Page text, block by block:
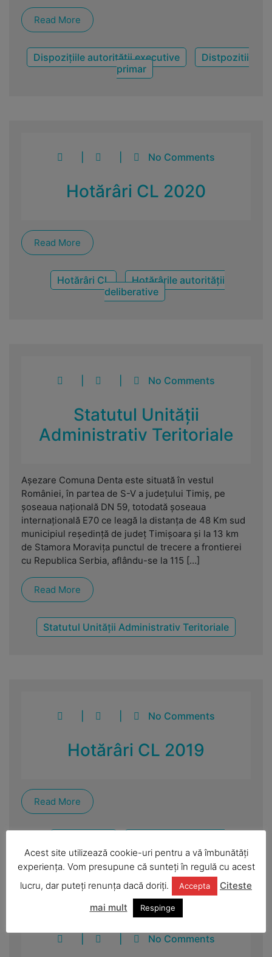
Read More
Dispozițiile autorității executive
Distpozitii
primar
No Comments
Hotărâri CL 2020
Read More
Hotărâri CL
Hotărârile autorității
deliberative
No Comments
Statutul Unității
Administrativ Teritoriale
Așezare Comuna Denta este situată în vestul
României, în partea de S-V a judeţului Timiş, pe
şoseaua naţională DN 59, totodată şoseaua
internaţională E70 ce leagă la distanţa de 48 Km sud
municipiul reşedinţă de judeţ Timişoara şi la 13 km
de Stamora Moraviţa punctul de trecere a frontierei
cu Republica Serbia, aflându-se la 115 […]
Read More
Statutul Unității Administrativ Teritoriale
No Comments
Hotărâri CL 2019
Read More
deliberative
No Comments
Acest site utilizează cookie-uri pentru a vă îmbunătăți
experiența. Vom presupune că sunteți în regulă cu acest
lucru, dar puteți renunța dacă doriți.
Accepta
Citeste
mai mult
Respinge